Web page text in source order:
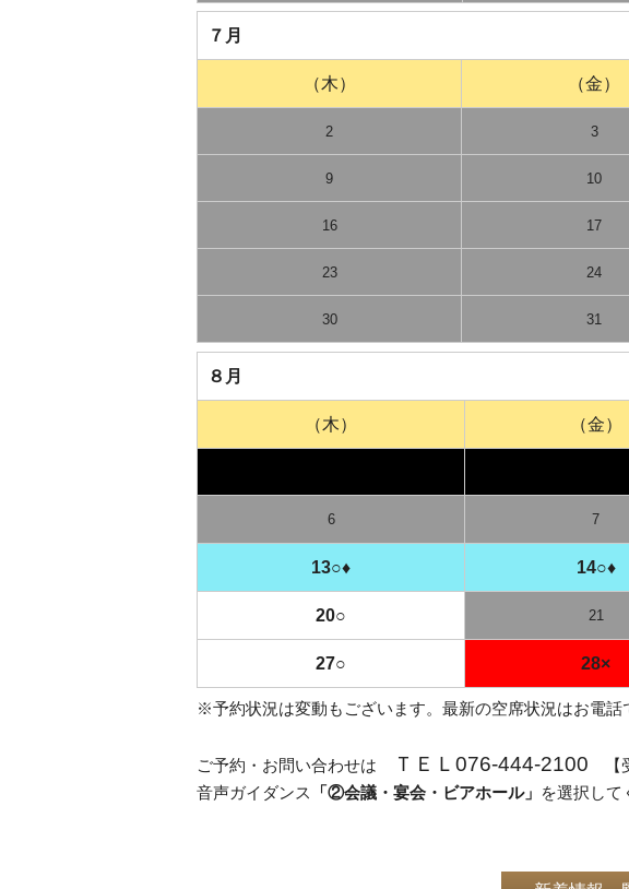
７月
（木） （金）
2 3
9 10
16 17
23 24
30 31
８月
（木） （金）
6 7
13○♦ 14○♦
20○ 21
27○ 28×
※予約状況は変動もございます。最新の空席状況はお電話
ご予約・お問い合わせは ＴＥＬ076-444-2100 【
音声ガイダンス
「②会議・宴会・ビアホール」 を選択し